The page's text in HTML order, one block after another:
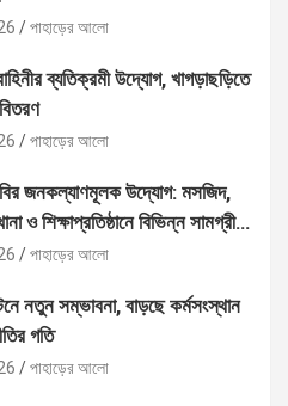
পাহাড়ের আলো
ব্যতিক্রমী উদ্যোগ, খাগড়াছড়িতে
পাহাড়ের আলো
জনকল্যাণমূলক উদ্যোগ: মসজিদ,
ও শিক্ষাপ্রতিষ্ঠানে বিভিন্ন সামগ্রী
পাহাড়ের আলো
নতুন সম্ভাবনা, বাড়ছে কর্মসংস্থান
গতি
পাহাড়ের আলো